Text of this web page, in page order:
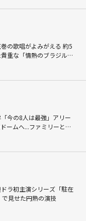
の歌唱がよみがえる 約5
重な「情熱のブラジル公
今の8人は最強」アリー
ームへ...ファミリーと目
ラ初主演シリーズ「駐在
見せた円熟の演技